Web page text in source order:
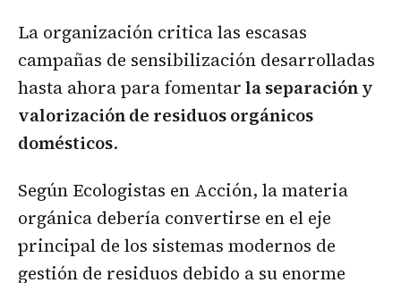
La organización critica las escasas
campañas de sensibilización desarrolladas
hasta ahora para fomentarla separación y
valorización de residuos orgánicos
domésticos.
Según Ecologistas en Acción, la materia
orgánica debería convertirse en el eje
principal de los sistemas modernos de
gestión de residuos debido a su enorme